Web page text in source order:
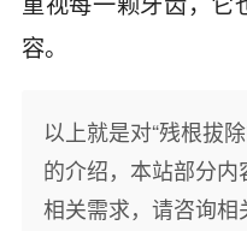
容。
以上就是对“残根拔
的介绍，本站部分
相关需求，请咨询相